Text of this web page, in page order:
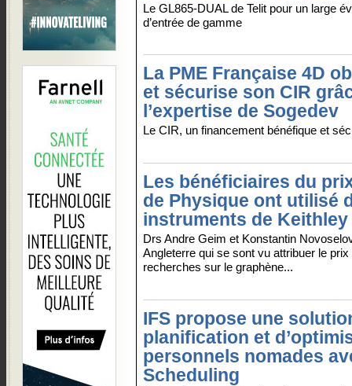
Le GL865-DUAL de Telit pour un large
d’entrée de gamme
La PME Française 4D
et sécurise son CIR
l’expertise de Sogedev
Le CIR, un financement bénéfique et
Les bénéficiaires du
de Physique ont utilisé
instruments de Keithley
Drs Andre Geim et Konstantin
Angleterre qui se sont vu attribuer le
recherches sur le graphène...
IFS propose une
planification et
personnels nomades
Scheduling